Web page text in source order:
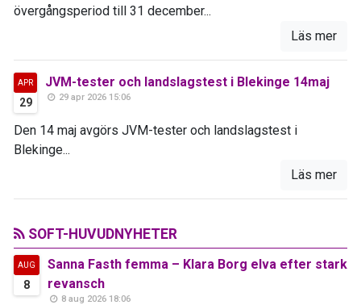
övergångsperiod till 31 december...
Läs mer
APR
29
JVM-tester och landslagstest i Blekinge 14maj
29 apr 2026 15:06
Den 14 maj avgörs JVM-tester och landslagstest i
Blekinge...
Läs mer
SOFT-HUVUDNYHETER
AUG
8
Sanna Fasth femma – Klara Borg elva efter stark
revansch
8 aug 2026 18:06